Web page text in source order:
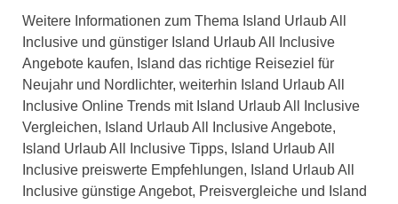
Weitere Informationen zum Thema Island Urlaub All
Inclusive und günstiger Island Urlaub All Inclusive
Angebote kaufen, Island das richtige Reiseziel für
Neujahr und Nordlichter, weiterhin Island Urlaub All
Inclusive Online Trends mit Island Urlaub All Inclusive
Vergleichen, Island Urlaub All Inclusive Angebote,
Island Urlaub All Inclusive Tipps, Island Urlaub All
Inclusive preiswerte Empfehlungen, Island Urlaub All
Inclusive günstige Angebot, Preisvergleiche und Island